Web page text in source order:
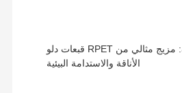
قبعات دلو RPET المتسامية: مزيج مثالي من